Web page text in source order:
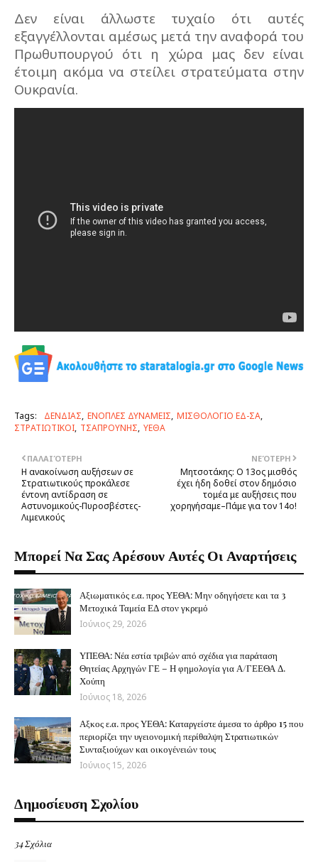
Δεν είναι άλλωστε τυχαίο ότι αυτές
εξαγγέλλονται αμέσως μετά την αναφορά του
Πρωθυπουργού ότι η χώρα μας δεν είναι
έτοιμη ακόμα να στείλει στρατεύματα στην
Ουκρανία.
Tags: ΔΕΝΔΙΑΣ ΕΝΟΠΛΕΣ ΔΥΝΑΜΕΙΣ ΜΙΣΘΟΛΟΓΙΟ ΕΔ-ΣΑ
ΣΤΡΑΤΙΩΤΙΚΟΙ ΤΣΑΠΡΟΥΝΗΣ ΥΕΘΑ
ΝΕΌΤΕΡΗ
Μητσοτάκης: Ο 13ος μισθός
έχει ήδη δοθεί στον δημόσιο
τομέα με αυξήσεις που
χορηγήσαμε–Πάμε για τον 14ο!
ΠΑΛΑΙΌΤΕΡΗ
Η ανακοίνωση αυξήσεων σε
Στρατιωτικούς προκάλεσε
έντονη αντίδραση σε
Αστυνομικούς-Πυροσβέστες-
Λιμενικούς
Μπορεί Να Σας Αρέσουν Αυτές Οι Αναρτήσεις
Αξιωματικός ε.α. προς ΥΕΘΑ: Μην οδηγήσετε και τα 3
Μετοχικά Ταμεία ΕΔ στον γκρεμό
Ιούνιος 29, 2026
ΥΠΕΘΑ: Νέα εστία τριβών από σχέδια για παράταση
Θητείας Αρχηγών ΓΕ – Η φημολογία για Α/ΓΕΕΘΑ Δ.
Χούπη
Ιούνιος 18, 2026
Αξκος ε.α. προς ΥΕΘΑ: Καταργείστε άμεσα το άρθρο 15 που
περιορίζει την υγειονομική περίθαλψη Στρατιωτικών
Συνταξιούχων και οικογένειών τους
Ιούνιος 15, 2026
Δημοσίευση Σχολίου
34 Σχόλια